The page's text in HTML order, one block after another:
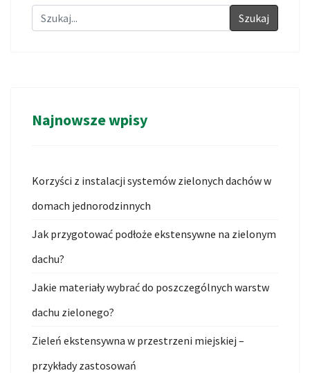
Szukaj
Najnowsze wpisy
Korzyści z instalacji systemów zielonych dachów w
domach jednorodzinnych
Jak przygotować podłoże ekstensywne na zielonym
dachu?
Jakie materiały wybrać do poszczególnych warstw
dachu zielonego?
Zieleń ekstensywna w przestrzeni miejskiej –
przykłady zastosowań